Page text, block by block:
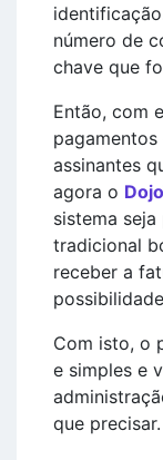
número de
chave que
Então, com
assinantes
agora o
sistema
tradicional
receber a
Com isto, o
e simples e
que precisar.